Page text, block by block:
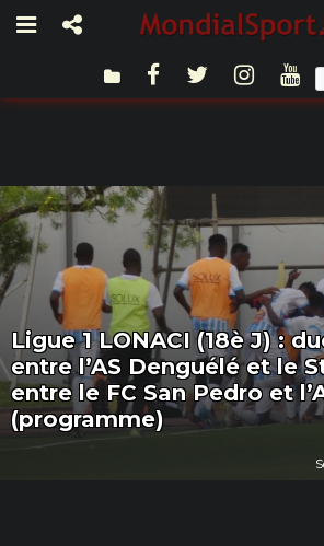
Ligue 1 LONACI (18è J) :
entre l’AS Denguélé et le
entre le FC San Pedro et
(programme)